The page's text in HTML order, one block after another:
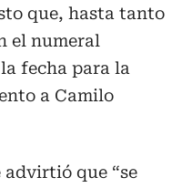
que, hasta tanto
el numeral
fecha para la
a Camilo
advirtió que “se